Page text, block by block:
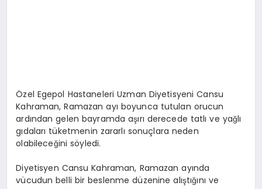
Özel Egepol Hastaneleri Uzman Diyetisyeni Cansu
Kahraman, Ramazan ayı boyunca tutulan orucun
ardından gelen bayramda aşırı derecede tatlı ve yağlı
gıdaları tüketmenin zararlı sonuçlara neden
olabileceğini söyledi.
Diyetisyen Cansu Kahraman, Ramazan ayında
vücudun belli bir beslenme düzenine alıştığını ve